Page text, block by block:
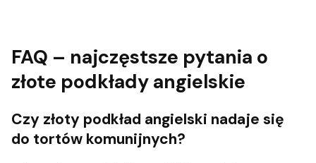
FAQ – najczęstsze pytania o
złote podkłady angielskie
Czy złoty podkład angielski nadaje się
do tortów komunijnych?